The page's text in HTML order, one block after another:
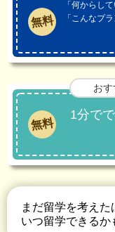
無料
「何からし
「こんなプ
お
無料
1分で
まだ留学を考えた
いつ留学できるか